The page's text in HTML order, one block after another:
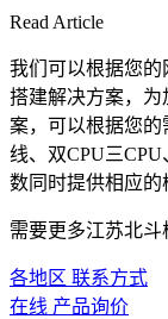
Read Article
我们可以根据您
搭建解决方案，
案，可以根据您
线、双CPU三
数同时提供相应的
需要更多江苏北
各地区 联系方式
在线 产品询价